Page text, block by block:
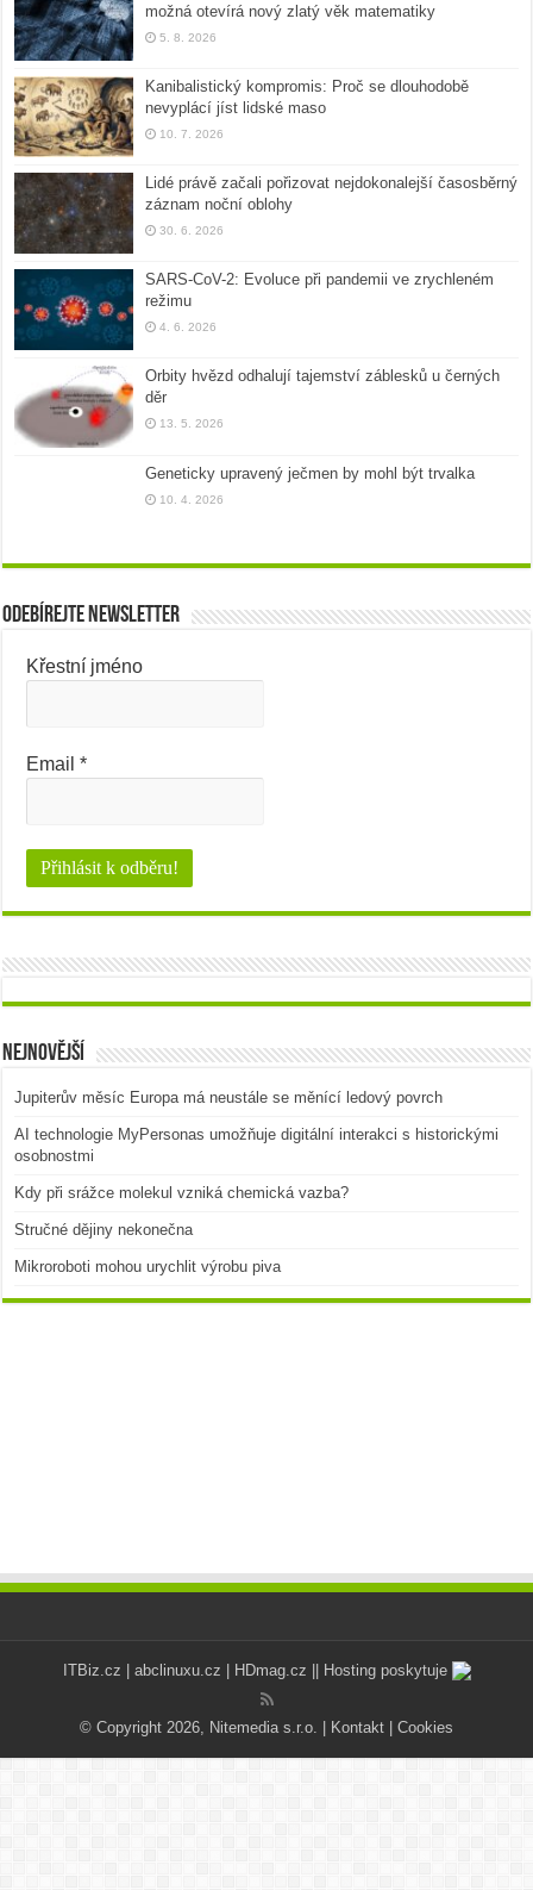
možná otevírá nový zlatý věk matematiky
5. 8. 2026
Kanibalistický kompromis: Proč se dlouhodobě
nevyplácí jíst lidské maso
10. 7. 2026
Lidé právě začali pořizovat nejdokonalejší časosběrný
záznam noční oblohy
30. 6. 2026
SARS-CoV-2: Evoluce při pandemii ve zrychleném
režimu
4. 6. 2026
Orbity hvězd odhalují tajemství záblesků u černých
děr
13. 5. 2026
Geneticky upravený ječmen by mohl být trvalka
10. 4. 2026
Odebírejte newsletter
Křestní jméno
Email*
Nejnovější
Jupiterův měsíc Europa má neustále se měnící ledový povrch
AI technologie MyPersonas umožňuje digitální interakci s historickými
osobnostmi
Kdy při srážce molekul vzniká chemická vazba?
Stručné dějiny nekonečna
Mikroroboti mohou urychlit výrobu piva
ITBiz.cz | abclinuxu.cz | HDmag.cz || Hosting poskytuje
© Copyright 2026, Nitemedia s.r.o. | Kontakt | Cookies